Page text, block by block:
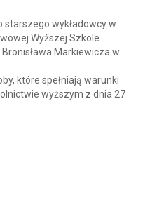
starszego wykładowcy w
Wyższej Szkole
Markiewicza w
które spełniają warunki
wyższym z dnia 27